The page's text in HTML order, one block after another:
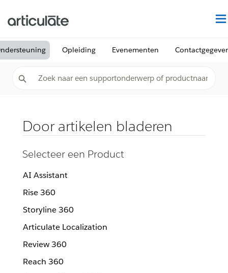
Opleiding Evenementen
Door artikelen bladeren
Selecteer een Product
AI Assistant
Rise 360
Storyline 360
Articulate Localization
Review 360
Reach 360